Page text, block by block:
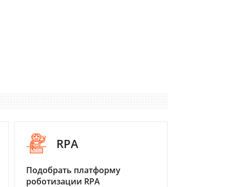
RPA
Подобрать платформу
роботизации RPA